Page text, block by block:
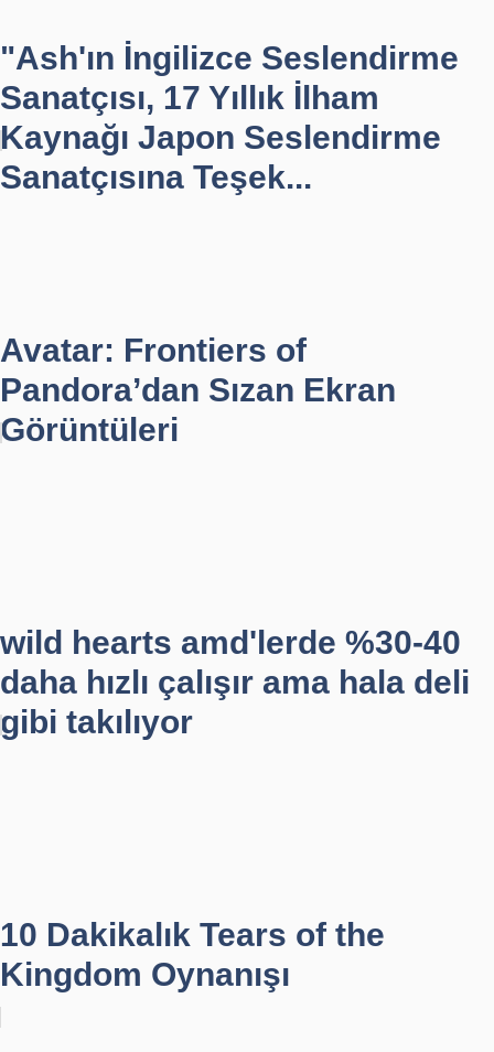
"Ash'ın İngilizce Seslendirme
Sanatçısı, 17 Yıllık İlham
Kaynağı Japon Seslendirme
Sanatçısına Teşek...
Avatar: Frontiers of
Pandora’dan Sızan Ekran
Görüntüleri
wild hearts amd'lerde %30-40
daha hızlı çalışır ama hala deli
gibi takılıyor
10 Dakikalık Tears of the
Kingdom Oynanışı